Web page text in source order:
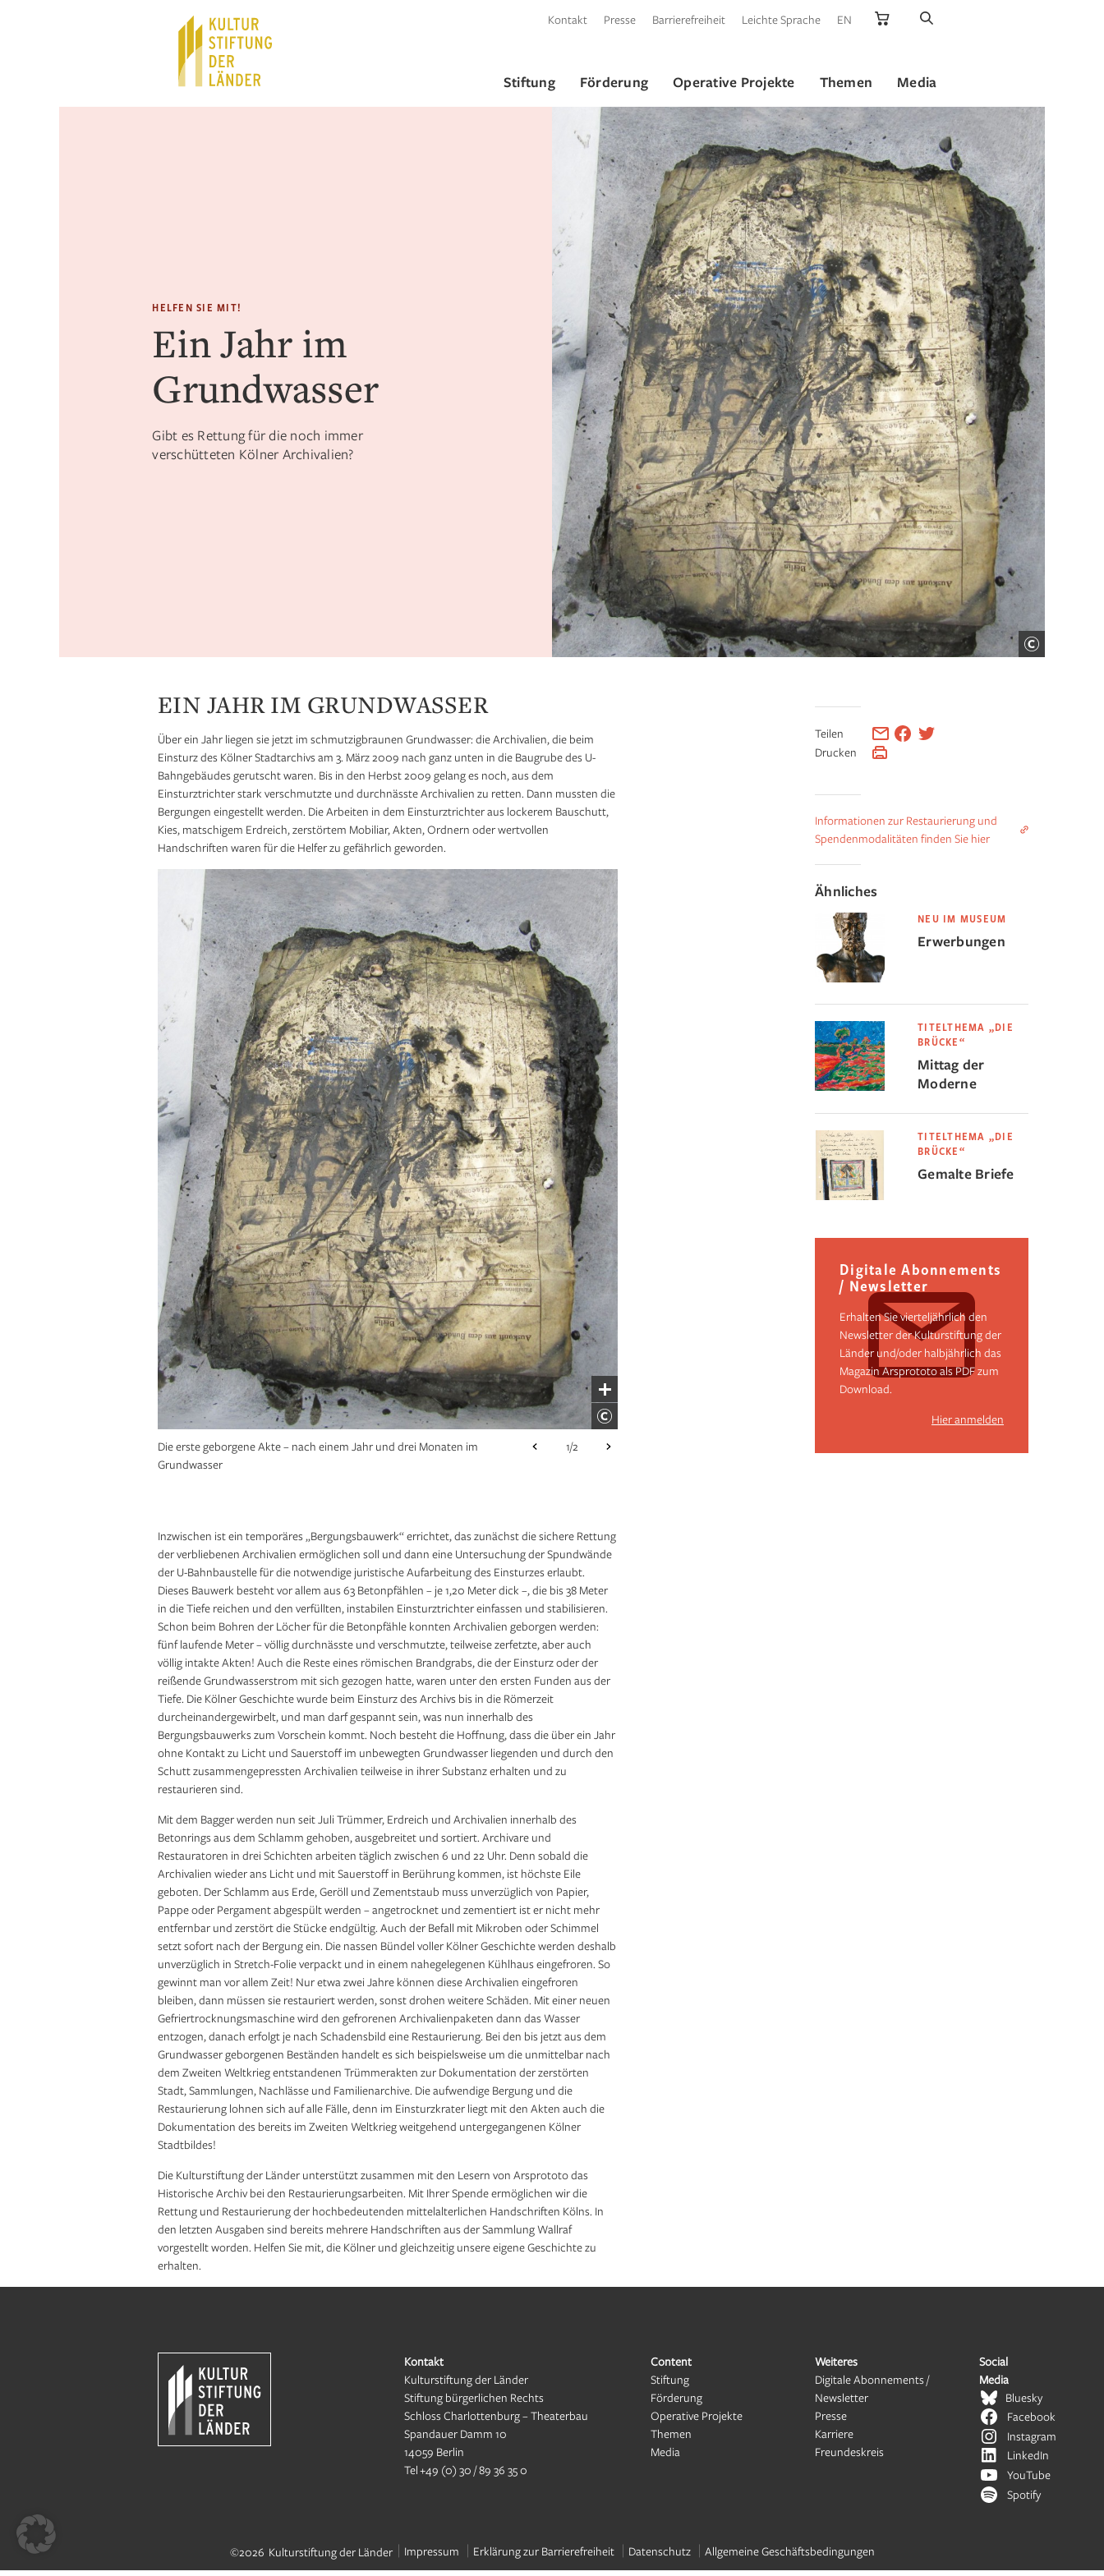
Kontakt Presse Barrierefreiheit Leichte Sprache EN
Stiftung Förderung Operative Projekte Themen Media
HELFEN SIE MIT!
Ein Jahr im
Grundwasser
Gibt es Rettung für die noch immer
verschütteten Kölner Archivalien?
EIN JAHR IM GRUNDWASSER
Über ein Jahr liegen sie jetzt im schmutzigbraunen Grundwasser: die Archivalien, die beim
Einsturz des Kölner Stadtarchivs am 3. März 2009 nach ganz unten in die Baugrube des U-
Bahngebäudes gerutscht waren. Bis in den Herbst 2009 gelang es noch, aus dem
Einsturztrichter stark verschmutzte und durchnässte Archivalien zu retten. Dann mussten die
Bergungen eingestellt werden. Die Arbeiten in dem Einsturztrichter aus lockerem Bauschutt,
Kies, matschigem Erdreich, zerstörtem Mobiliar, Akten, Ordnern oder wertvollen
Handschriften waren für die Helfer zu gefährlich geworden.
Die erste geborgene Akte – nach einem Jahr und drei Monaten im
Grundwasser
1/2
Inzwischen ist ein temporäres „Bergungsbauwerk“ errichtet, das zunächst die sichere Rettung
der verbliebenen Archivalien ermöglichen soll und dann eine Untersuchung der Spundwände
der U-Bahnbaustelle für die notwendige juristische Aufarbeitung des Einsturzes erlaubt.
Dieses Bauwerk besteht vor allem aus 63 Betonpfählen – je 1,20 Meter dick –, die bis 38 Meter
in die Tiefe reichen und den verfüllten, instabilen Einsturztrichter einfassen und stabilisieren.
Schon beim Bohren der Löcher für die Betonpfähle konnten Archivalien geborgen werden:
fünf laufende Meter – völlig durchnässte und verschmutzte, teilweise zerfetzte, aber auch
völlig intakte Akten! Auch die Reste eines römischen Brandgrabs, die der Einsturz oder der
reißende Grundwasserstrom mit sich gezogen hatte, waren unter den ersten Funden aus der
Tiefe. Die Kölner Geschichte wurde beim Einsturz des Archivs bis in die Römerzeit
durcheinandergewirbelt, und man darf gespannt sein, was nun innerhalb des
Bergungsbauwerks zum Vorschein kommt. Noch besteht die Hoffnung, dass die über ein Jahr
ohne Kontakt zu Licht und Sauerstoff im unbewegten Grundwasser liegenden und durch den
Schutt zusammengepressten Archivalien teilweise in ihrer Substanz erhalten und zu
restaurieren sind.
Mit dem Bagger werden nun seit Juli Trümmer, Erdreich und Archivalien innerhalb des
Betonrings aus dem Schlamm gehoben, ausgebreitet und sortiert. Archivare und
Restauratoren in drei Schichten arbeiten täglich zwischen 6 und 22 Uhr. Denn sobald die
Archivalien wieder ans Licht und mit Sauerstoff in Berührung kommen, ist höchste Eile
geboten. Der Schlamm aus Erde, Geröll und Zementstaub muss unverzüglich von Papier,
Pappe oder Pergament abgespült werden – angetrocknet und zementiert ist er nicht mehr
entfernbar und zerstört die Stücke endgültig. Auch der Befall mit Mikroben oder Schimmel
setzt sofort nach der Bergung ein. Die nassen Bündel voller Kölner Geschichte werden deshalb
unverzüglich in Stretch-Folie verpackt und in einem nahegelegenen Kühlhaus eingefroren. So
gewinnt man vor allem Zeit! Nur etwa zwei Jahre können diese Archivalien eingefroren
bleiben, dann müssen sie restauriert werden, sonst drohen weitere Schäden. Mit einer neuen
Gefriertrocknungsmaschine wird den gefrorenen Archivalienpaketen dann das Wasser
entzogen, danach erfolgt je nach Schadensbild eine Restaurierung. Bei den bis jetzt aus dem
Grundwasser geborgenen Beständen handelt es sich beispielsweise um die unmittelbar nach
dem Zweiten Weltkrieg entstandenen Trümmerakten zur Dokumentation der zerstörten
Stadt, Sammlungen, Nachlässe und Familienarchive. Die aufwendige Bergung und die
Restaurierung lohnen sich auf alle Fälle, denn im Einsturzkrater liegt mit den Akten auch die
Dokumentation des bereits im Zweiten Weltkrieg weitgehend untergegangenen Kölner
Stadtbildes!
Die Kulturstiftung der Länder unterstützt zusammen mit den Lesern von Arsprototo das
Historische Archiv bei den Restaurierungsarbeiten. Mit Ihrer Spende ermöglichen wir die
Rettung und Restaurierung der hochbedeutenden mittelalterlichen Handschriften Kölns. In
den letzten Ausgaben sind bereits mehrere Handschriften aus der Sammlung Wallraf
vorgestellt worden. Helfen Sie mit, die Kölner und gleichzeitig unsere eigene Geschichte zu
erhalten.
Teilen
Drucken
Informationen zur Restaurierung und
Spendenmodalitäten finden Sie hier
Ähnliches
NEU IM MUSEUM
Erwerbungen
TITELTHEMA „DIE
BRÜCKE“
Mittag der
Moderne
TITELTHEMA „DIE
BRÜCKE“
Gemalte Briefe
Digitale Abonnements
/ Newsletter
Erhalten Sie vierteljährlich den
Newsletter der Kulturstiftung der
Länder und/oder halbjährlich das
Magazin Arsprototo als PDF zum
Download.
Hier anmelden
Kontakt
Kulturstiftung der Länder
Stiftung bürgerlichen Rechts
Schloss Charlottenburg – Theaterbau
Spandauer Damm 10
14059 Berlin
Tel+49 (0) 30 / 89 36 35 0
Content
Stiftung
Förderung
Operative Projekte
Themen
Media
Weiteres
Digitale Abonnements /
Newsletter
Presse
Karriere
Freundeskreis
Social
Media
Bluesky
Facebook
Instagram
LinkedIn
YouTube
Spotify
Impressum Erklärung zur Barrierefreiheit Datenschutz Allgemeine Geschäftsbedingungen
©2026 Kulturstiftung der Länder